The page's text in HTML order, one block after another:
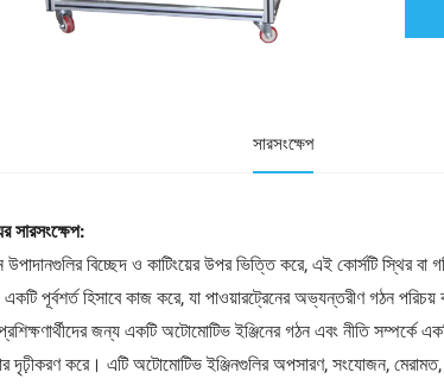
সারসংক্ষেপ
সারসংক্ষেপ:
উপাদানগুলির বিচ্ছেদ ও কাটিংয়ের উপর ভিত্তি করে, এই কোর্সটি স্থির বা
পূর্বশর্ত হিসাবে কাজ করে, যা পাওয়ারট্রেনের অভ্যন্তরীণ গঠন পরিচয়
জন্য একটি অটোমোটিভ ইঞ্জিনের গঠন এবং নীতি সম্পর্কে
দৃঢ়ীকরণ করে। এটি অটোমোটিভ ইঞ্জিনগুলির অপসারণ, সংযোজন, মেরামত,